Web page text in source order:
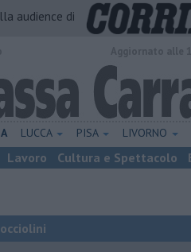
audience di
LUCCA PISA LIVORNO
Lavoro Cultura e Spettacolo